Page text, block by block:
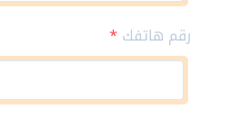
رقم هاتفك *